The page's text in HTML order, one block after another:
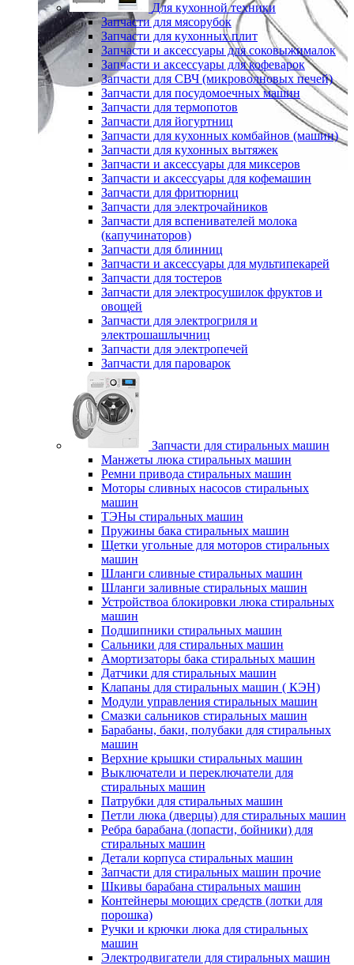
Для кухонной техники
Запчасти для мясорубок
Запчасти для кухонных плит
Запчасти и аксессуары для соковыжималок
Запчасти и аксессуары для кофеварок
Запчасти для СВЧ (микроволновых печей)
Запчасти для посудомоечных машин
Запчасти для термопотов
Запчасти для йогуртниц
Запчасти для кухонных комбайнов (машин)
Запчасти для кухонных вытяжек
Запчасти и аксессуары для миксеров
Запчасти и аксессуары для кофемашин
Запчасти для фритюрниц
Запчасти для электрочайников
Запчасти для вспенивателей молока
(капучинаторов)
Запчасти для блинниц
Запчасти и аксессуары для мультипекарей
Запчасти для тостеров
Запчасти для электросушилок фруктов и
овощей
Запчасти для электрогриля и
электрошашлычниц
Запчасти для электропечей
Запчасти для пароварок
Запчасти для стиральных машин
Манжеты люка стиральных машин
Ремни привода стиральных машин
Моторы сливных насосов стиральных
машин
ТЭНы стиральных машин
Пружины бака стиральных машин
Щетки угольные для моторов стиральных
машин
Шланги сливные стиральных машин
Шланги заливные стиральных машин
Устройствоа блокировки люка стиральных
машин
Подшипники стиральных машин
Сальники для стиральных машин
Амортизаторы бака стиральных машин
Датчики для стиральных машин
Клапаны для стиральных машин ( КЭН)
Модули управления стиральных машин
Смазки сальников стиральных машин
Барабаны, баки, полубаки для стиральных
машин
Верхние крышки стиральных машин
Выключатели и переключатели для
стиральных машин
Патрубки для стиральных машин
Петли люка (дверцы) для стиральных машин
Ребра барабана (лопасти, бойники) для
стиральных машин
Детали корпуса стиральных машин
Запчасти для стиральных машин прочие
Шкивы барабана стиральных машин
Контейнеры моющих средств (лотки для
порошка)
Ручки и крючки люка для стиральных
машин
Электродвигатели для стиральных машин